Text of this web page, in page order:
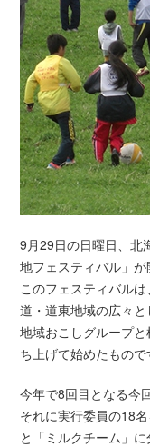
9月29日の日曜日、北
地フェスティバル」が
このフェスティバル
道・道東地域の広々
地域おこしグループ
ち上げて始めたもので
今年で8回目となる今
それに実行委員の18
と「ミルクチーム」に